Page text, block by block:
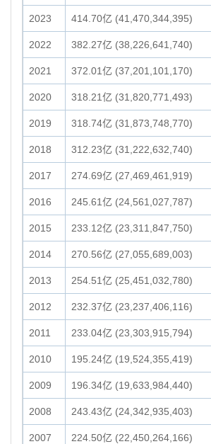
2023 414.70亿 (41,470,344,395)
2022 382.27亿 (38,226,641,740)
2021 372.01亿 (37,201,101,170)
2020 318.21亿 (31,820,771,493)
2019 318.74亿 (31,873,748,770)
2018 312.23亿 (31,222,632,740)
2017 274.69亿 (27,469,461,919)
2016 245.61亿 (24,561,027,787)
2015 233.12亿 (23,311,847,750)
2014 270.56亿 (27,055,689,003)
2013 254.51亿 (25,451,032,780)
2012 232.37亿 (23,237,406,116)
2011 233.04亿 (23,303,915,794)
2010 195.24亿 (19,524,355,419)
2009 196.34亿 (19,633,984,440)
2008 243.43亿 (24,342,935,403)
2007 224.50亿 (22,450,264,166)